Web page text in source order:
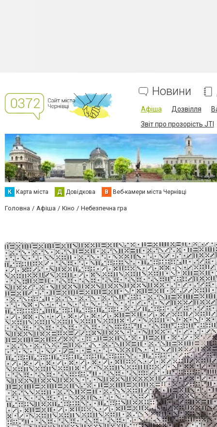
Новини
Афіша Дозвілля
Звіт про прозорість JTI
К Карта міста Д Довідкова В Веб-камери міста Чернівці
Головна Афіша Кіно Небезпечна гра